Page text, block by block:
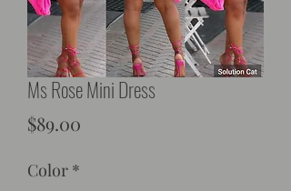
Ms Rose Mini Dress
$89.00
Color *